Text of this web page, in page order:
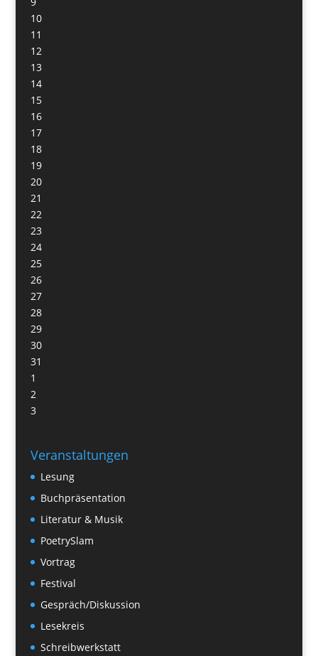
10
11
12
13
14
15
16
17
18
19
20
21
22
23
24
25
26
27
28
29
30
31
1
2
3
Veranstaltungen
Lesung
Buchpräsentation
Literatur & Musik
PoetrySlam
Vortrag
Festival
Gespräch/Diskussion
Lesekreis
Schreibwerkstatt